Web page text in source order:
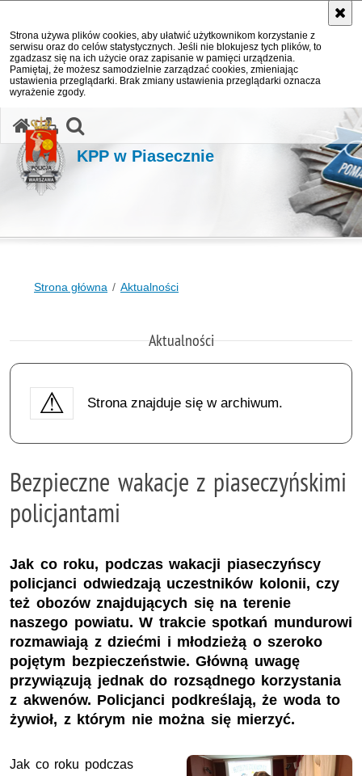
Strona używa plików cookies, aby ułatwić użytkownikom korzystanie z
serwisu oraz do celów statystycznych. Jeśli nie blokujesz tych plików, to
zgadzasz się na ich użycie oraz zapisanie w pamięci urządzenia.
Pamiętaj, że możesz samodzielnie zarządzać cookies, zmieniając
ustawienia przeglądarki. Brak zmiany ustawienia przeglądarki oznacza
wyrażenie zgody.
KPP w Piasecznie
Strona główna Aktualności
Aktualności
Strona znajduje się w archiwum.
Bezpieczne wakacje z piaseczyńskimi
policjantami
Jak co roku, podczas wakacji piaseczyńscy
policjanci odwiedzają uczestników kolonii, czy
też obozów znajdujących się na terenie
naszego powiatu. W trakcie spotkań mundurowi
rozmawiają z dziećmi i młodzieżą o szeroko
pojętym bezpieczeństwie. Główną uwagę
przywiązują jednak do rozsądnego korzystania
z akwenów. Policjanci podkreślają, że woda to
żywioł, z którym nie można się mierzyć.
Jak co roku podczas